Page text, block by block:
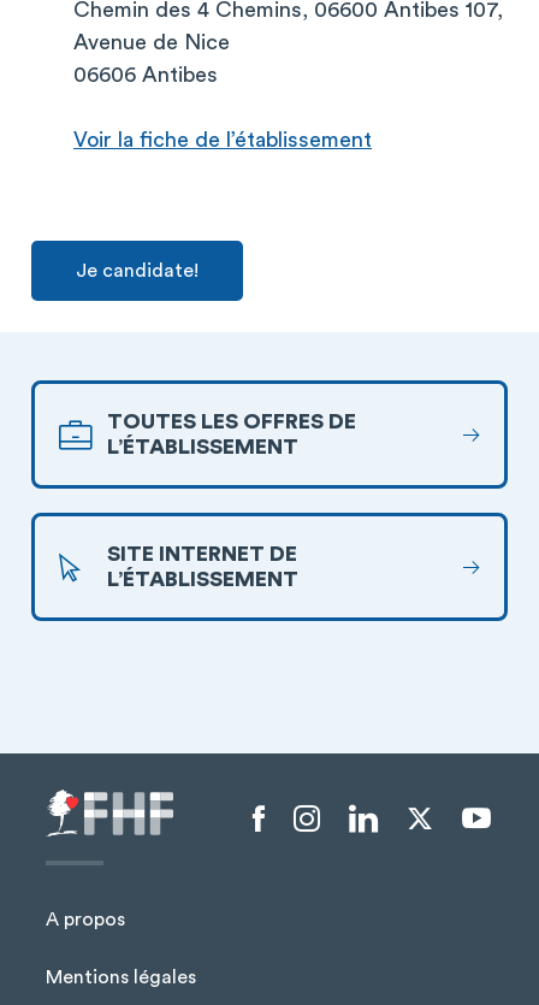
Chemin des 4 Chemins, 06600 Antibes 107,
Avenue de Nice
06606 Antibes
Voir la fiche de l’établissement
Je candidate!
TOUTES LES OFFRES DE
L’ÉTABLISSEMENT
SITE INTERNET DE
L’ÉTABLISSEMENT
A propos
Mentions légales
Menu liens sociaux